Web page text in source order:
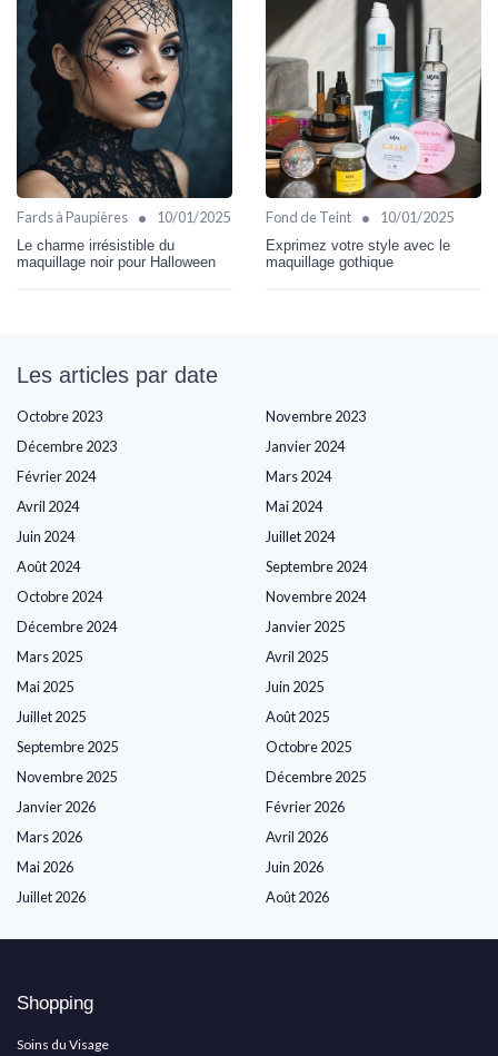
Fards à Paupières • 10/01/2025
Le charme irrésistible du
maquillage noir pour Halloween
Fond de Teint • 10/01/2025
Exprimez votre style avec le
maquillage gothique
Les articles par date
Octobre 2023
Novembre 2023
Décembre 2023
Janvier 2024
Février 2024
Mars 2024
Avril 2024
Mai 2024
Juin 2024
Juillet 2024
Août 2024
Septembre 2024
Octobre 2024
Novembre 2024
Décembre 2024
Janvier 2025
Mars 2025
Avril 2025
Mai 2025
Juin 2025
Juillet 2025
Août 2025
Septembre 2025
Octobre 2025
Novembre 2025
Décembre 2025
Janvier 2026
Février 2026
Mars 2026
Avril 2026
Mai 2026
Juin 2026
Juillet 2026
Août 2026
Shopping
Soins du Visage